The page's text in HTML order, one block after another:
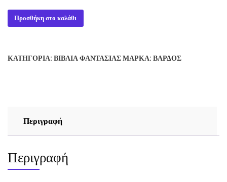
THE
MAMMOTH
COMIC
Προσθήκη στο καλάθι
ΚΑΤΗΓΟΡΊΑ: ΒΙΒΛΊΑ ΦΑΝΤΑΣΊΑΣΜΆΡΚΑ: ΒΆΡΔΟΣ
Περιγραφή
Περιγραφή